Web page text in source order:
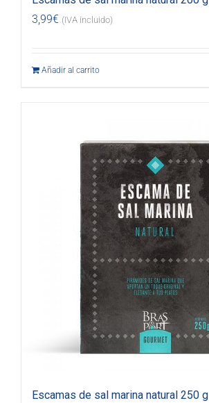
3,99€ (IVA incluido)
Añadir al carrito
Escamas de sal marina natural 250 g